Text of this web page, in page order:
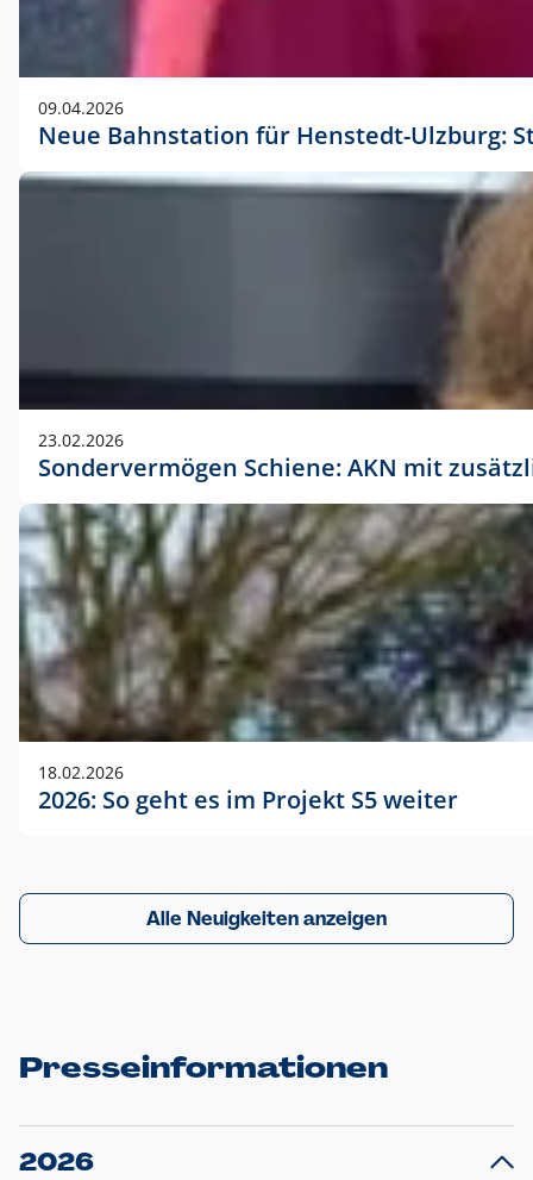
09.04.2026
Neue Bahnstation für Henstedt-Ulzburg:
23.02.2026
Sondervermögen Schiene: AKN mit
18.02.2026
2026: So geht es im Projekt S5 weiter
Alle Neuigkeiten anzeigen
Presseinformationen
2026